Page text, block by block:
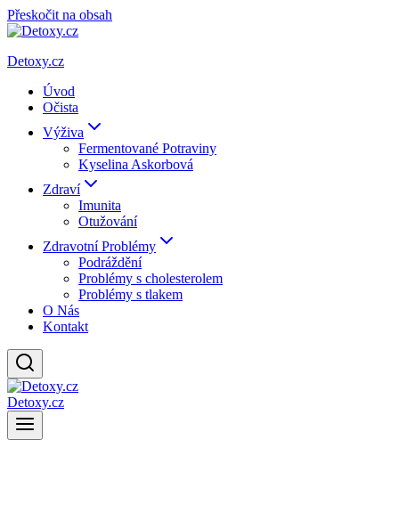
Přeskočit na obsah
Detoxy.cz
Úvod
Očista
Výživa
Fermentované Potraviny
Kyselina Askorbová
Zdraví
Imunita
Otužování
Zdravotní Problémy
Podráždění
Problémy s cholesterolem
Problémy s tlakem
O Nás
Kontakt
Detoxy.cz